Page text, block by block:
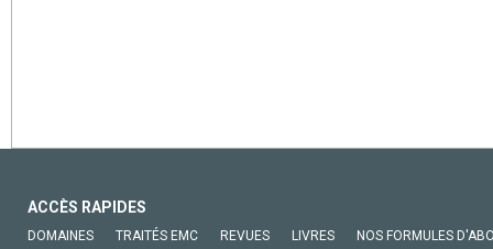
ACCÈS RAPIDES
DOMAINES TRAITÉS EMC REVUES LIVRES NOS FORMULES